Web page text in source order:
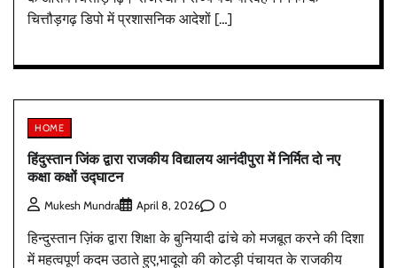
चित्तौड़गढ़ डिपो में प्रशासनिक आदेशों […]
HOME
हिंदुस्तान जिंक द्वारा राजकीय विद्यालय आनंदीपुरा में निर्मित दो नए
कक्षा कक्षों उद्घाटन
Mukesh Mundra April 8, 2026 0
हिन्दुस्तान ज़िंक द्वारा शिक्षा के बुनियादी ढांचे को मजबूत करने की दिशा
में महत्वपूर्ण कदम उठाते हुए,भादूवो की कोटड़ी पंचायत के राजकीय